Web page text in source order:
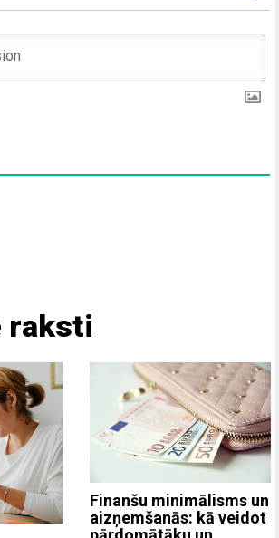
raksti
Finanšu minimālisms un
aizņemšanās: kā veidot